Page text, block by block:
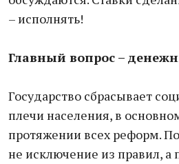
– исполнять!
Главный вопрос –
Государство сбрасывает
плечи населения, в
протяжении всех реформ.
не исключение из правил, а